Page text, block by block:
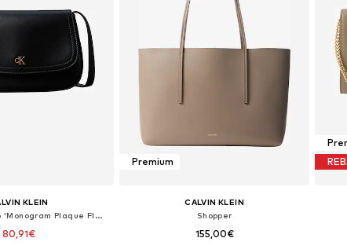
KLEIN
Bolso de hombro 'Monogram Plaque Flap Camera'
80,91€
Premium
CALVIN KLEIN
Shopper
155,00€